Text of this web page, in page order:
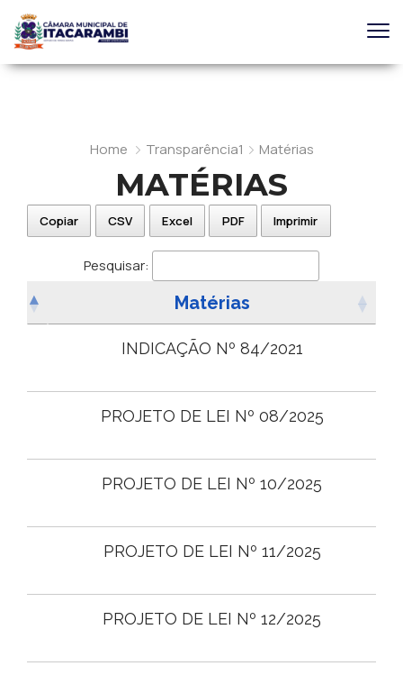
Home Transparência1 Matérias
MATÉRIAS
Copiar CSV Excel PDF Imprimir
Pesquisar:
Matérias
INDICAÇÃO Nº 84/2021
PROJETO DE LEI Nº 08/2025
PROJETO DE LEI Nº 10/2025
PROJETO DE LEI Nº 11/2025
PROJETO DE LEI Nº 12/2025